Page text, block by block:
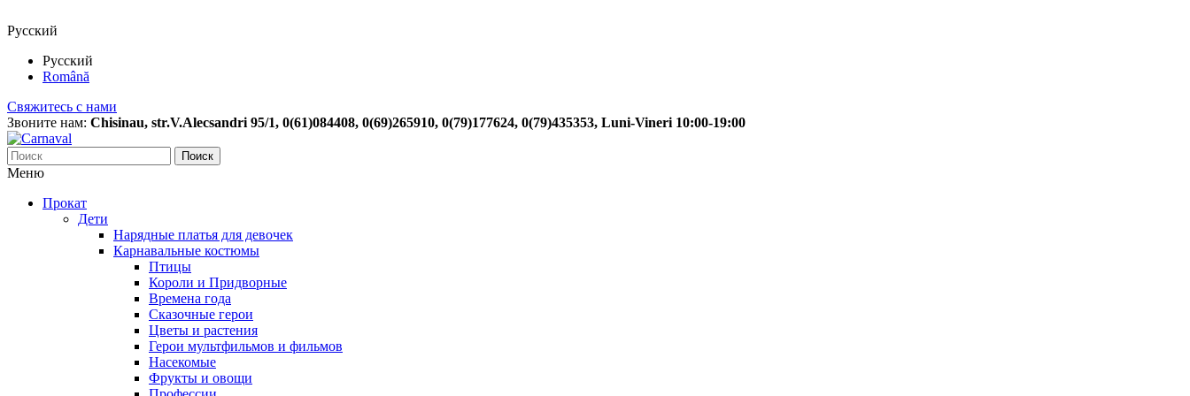
Русский
Русский
Română
Свяжитесь с нами
Звоните нам: Chisinau, str.V.Alecsandri 95/1, 0(61)084408, 0(69)265910, 0(79)177624, 0(79)435353, Luni-Vineri 10:00-19:00
Поиск
Меню
Прокат
Дети
Нарядные платья для девочек
Карнавальные костюмы
Птицы
Короли и Придворные
Времена года
Сказочные герои
Цветы и растения
Герои мультфильмов и фильмов
Насекомые
Фрукты и овощи